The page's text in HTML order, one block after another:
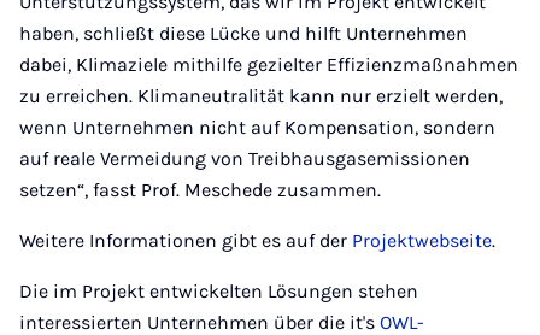
haben, schließt diese Lücke und hilft Unternehmen
dabei, Klimaziele mithilfe gezielter Effizienzmaßnahmen
zu erreichen. Klimaneutralität kann nur erzielt werden,
wenn Unternehmen nicht auf Kompensation, sondern
auf reale Vermeidung von Treibhausgasemissionen
setzen“, fasst Prof. Meschede zusammen.
Weitere Informationen gibt es auf der Projektwebseite.
Die im Projekt entwickelten Lösungen stehen
interessierten Unternehmen über die it's OWL-